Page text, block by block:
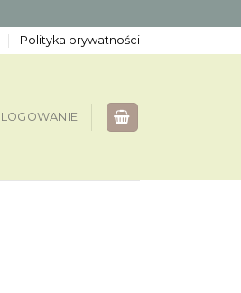
Polityka prywatności
LOGOWANIE